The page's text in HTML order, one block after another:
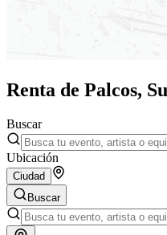
Renta de Palcos,
Buscar
Ubicación
Ciudad
Buscar